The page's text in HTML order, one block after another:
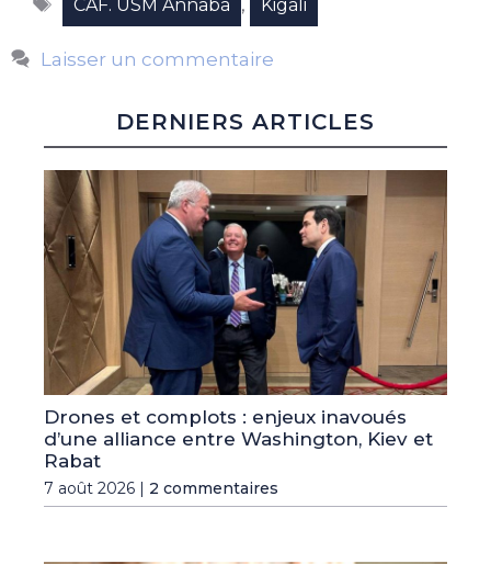
CAF. USM Annaba Kigali
Laisser un commentaire
DERNIERS ARTICLES
Drones et complots : enjeux inavoués
d’une alliance entre Washington, Kiev et
Rabat
7 août 2026 | 2 commentaires